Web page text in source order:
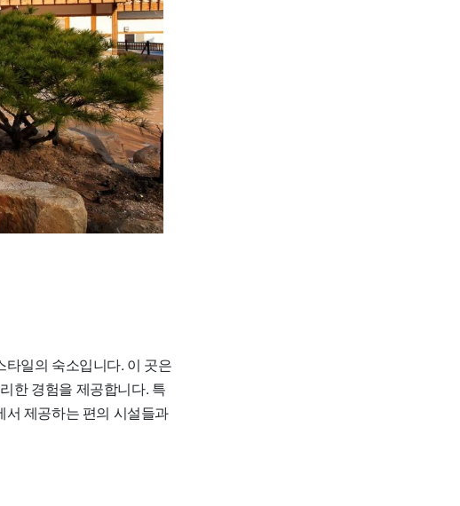
일의 숙소입니다. 이 곳은
한 경험을 제공합니다. 특
제공하는 편의 시설들과